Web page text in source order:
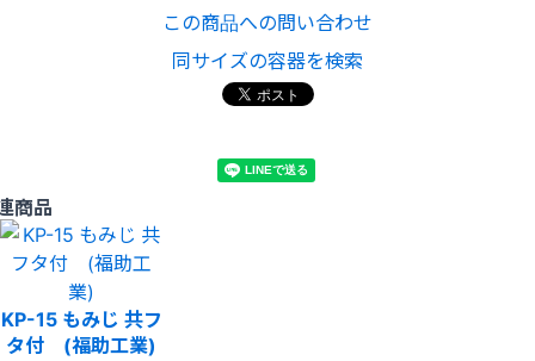
この商品への問い合わせ
同サイズの容器を検索
商品
KP-15 もみじ 共フ
タ付 (福助工業)